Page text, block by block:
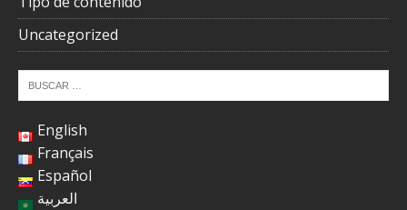
Uncategorized
English
Français
Español
العربية